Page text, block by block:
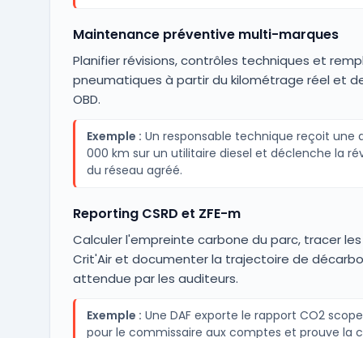
Maintenance préventive multi-marques
Planifier révisions, contrôles techniques et
pneumatiques à partir du kilométrage réel et
OBD.
Exemple : Un responsable technique reçoit une
000 km sur un utilitaire diesel et déclenche la
du réseau agréé.
Reporting CSRD et ZFE-m
Calculer l'empreinte carbone du parc, tracer
Crit'Air et documenter la trajectoire de
attendue par les auditeurs.
Exemple : Une DAF exporte le rapport CO2
pour le commissaire aux comptes et prouve la